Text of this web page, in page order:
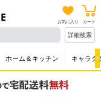
お気に入り カート
詳細検索
ホーム＆キッチン キャラク